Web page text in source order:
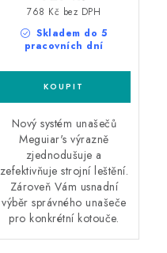
Skladem do 5
pracovních dní
768 Kč bez DPH
Nový systém unašečů
Meguiar's výrazně
zjednodušuje a
zefektivňuje strojní leštění.
Zároveň Vám usnadní
výběr správného unašeče
pro konkrétní kotouče.